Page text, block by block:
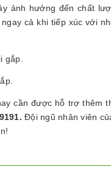
ảnh hưởng đến chất
cả khi tiếp xúc với
gắp.
cần được hỗ trợ thêm
Đội ngũ nhân viên